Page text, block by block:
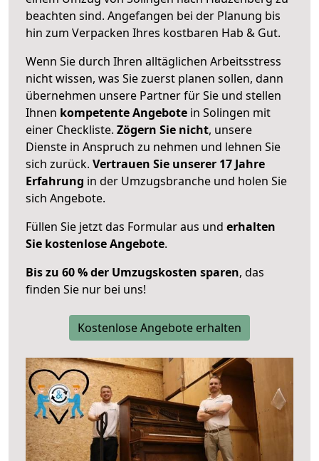
beachten sind. Angefangen bei der Planung bis
hin zum Verpacken Ihres kostbaren Hab & Gut.
Wenn Sie durch Ihren alltäglichen Arbeitsstress
nicht wissen, was Sie zuerst planen sollen, dann
übernehmen unsere Partner für Sie und stellen
Ihnen kompetente Angebote in Solingen mit
einer Checkliste. Zögern Sie nicht, unsere
Dienste in Anspruch zu nehmen und lehnen Sie
sich zurück. Vertrauen Sie unserer 17 Jahre
Erfahrung in der Umzugsbranche und holen Sie
sich Angebote.
Füllen Sie jetzt das Formular aus und erhalten
Sie kostenlose Angebote.
Bis zu 60 % der Umzugskosten sparen, das
finden Sie nur bei uns!
Kostenlose Angebote erhalten